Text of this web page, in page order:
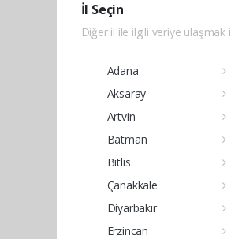
İl Seçin
Diğer il ile ilgili veriye ulaşmak
Adana
Aksaray
Artvin
Batman
Bitlis
Çanakkale
Diyarbakır
Erzincan